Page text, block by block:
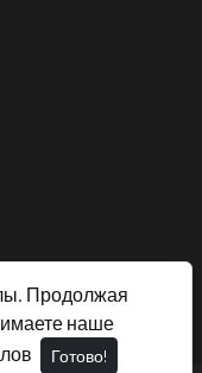
Продолжая
наше
Готово!